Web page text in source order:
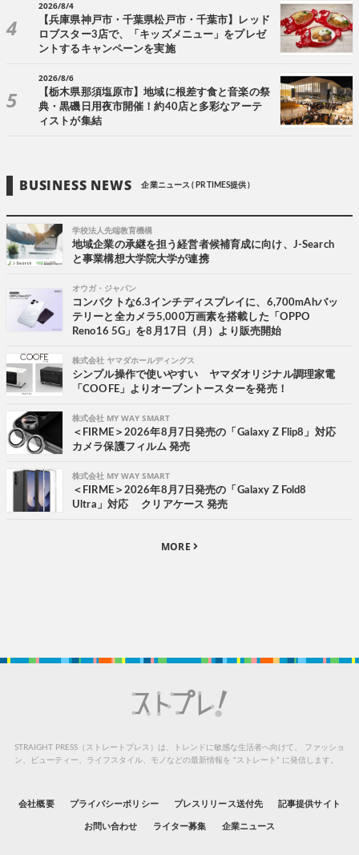
2026/8/4
【兵庫県神戸市・千葉県松戸市・千葉市】レッド
ロブスター3店で、「キッズメニュー」をプレゼ
ントするキャンペーンを実施
2026/8/6
【栃木県那須塩原市】地域に根差す食と音楽の祭
典・黒磯日用夜市開催！約40店と多彩なアーテ
ィストが集結
BUSINESS NEWS 企業ニュース ( PR TIMES提供 )
学校法人先端教育機構
地域企業の承継を担う経営者候補育成に向け、J-Search
と事業構想大学院大学が連携
オウガ・ジャパン
コンパクトな6.3インチディスプレイに、6,700mAhバッ
テリーと全カメラ5,000万画素を搭載した「OPPO
Reno16 5G」を8月17日（月）より販売開始
株式会社 ヤマダホールディングス
シンプル操作で使いやすい ヤマダオリジナル調理家電
「COOFE」よりオーブントースターを発売！
株式会社 MY WAY SMART
＜FIRME＞2026年8月7日発売の「Galaxy Z Flip8」対応
カメラ保護フィルム 発売
株式会社 MY WAY SMART
＜FIRME＞2026年8月7日発売の「Galaxy Z Fold8
Ultra」対応 クリアケース 発売
MORE
STRAIGHT PRESS（ストレートプレス）は、トレンドに敏感な生活者へ向けて、
ファッショ
ン、ビューティー、ライフスタイル、モノなどの最新情報を “ストレート” に発信します。
会社概要 プライバシーポリシー プレスリリース送付先 記事提供サイト
お問い合わせ ライター募集 企業ニュース